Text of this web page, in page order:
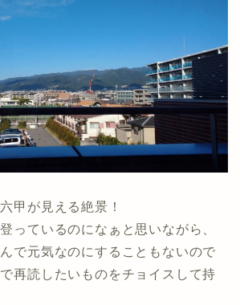
甲が見える絶景！
っているのになぁと思いながら、
で元気なのにすることもないので
再読したいものをチョイスして持